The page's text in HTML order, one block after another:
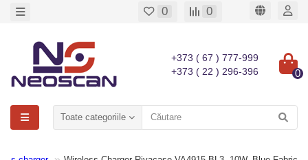
0 0
+373 ( 67 ) 777-999
+373 ( 22 ) 296-396
0
Toate categoriile